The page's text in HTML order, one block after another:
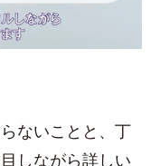
ないことと、丁
しながら詳しい